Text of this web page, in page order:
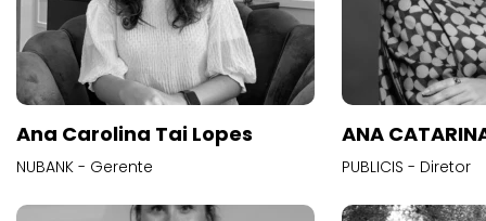
Ana Carolina Tai Lopes
NUBANK - Gerente
ANA
PUBLICIS - Diretor